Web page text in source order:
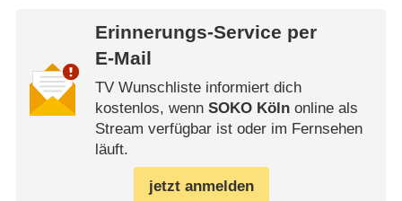
Erinnerungs-Service per
E-Mail
TV Wunschliste informiert dich
kostenlos, wenn SOKO Kölnonline als
Stream verfügbar ist oder im Fernsehen
läuft.
jetzt anmelden